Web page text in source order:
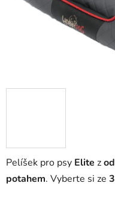
Pelíšek pro psy Elite z
potahem. Vyberte si ze